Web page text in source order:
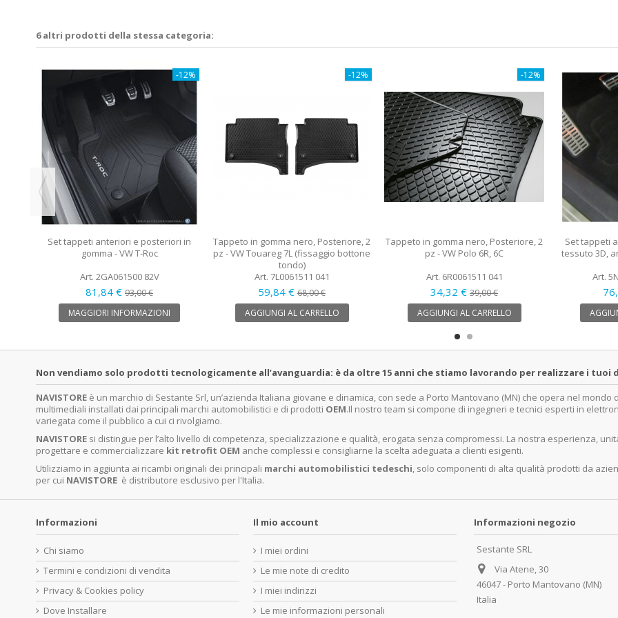
6 altri prodotti della stessa categoria:
-12%
Set tappeti anteriori e posteriori in
gomma - VW T-Roc
Art. 2GA061500 82V
81,84 € 93,00 €
MAGGIORI INFORMAZIONI
-12%
Tappeto in gomma nero, Posteriore, 2
pz - VW Touareg 7L (fissaggio bottone
tondo)
Art. 7L0061511 041
59,84 € 68,00 €
AGGIUNGI AL CARRELLO
-12%
Tappeto in gomma nero, Posteriore, 2
pz - VW Polo 6R, 6C
Art. 6R0061511 041
34,32 € 39,00 €
AGGIUNGI AL CARRELLO
Set tappeti
tessuto 3D,
Art.
Non vendiamo solo prodotti tecnologicamente all’avanguardia: è da oltre 15 anni che stiamo lavorando per realizzare i tuoi
NAVISTORE è un marchio di Sestante Srl, un’azienda Italiana giovane e dinamica, con sede a Porto Mantovano (MN) che opera nel mondo
multimediali installati dai principali marchi automobilistici e di prodotti OEM.Il nostro team si compone di ingegneri e tecnici esperti in
variegata come il pubblico a cui ci rivolgiamo.
NAVISTORE si distingue per l’alto livello di competenza, specializzazione e qualità, erogata senza compromessi. La nostra esperienza,
progettare e commercializzare kit retrofit OEM anche complessi e consigliarne la scelta adeguata a clienti esigenti.
Utilizziamo in aggiunta ai ricambi originali dei principali marchi automobilistici tedeschi, solo componenti di alta qualità prodotti da
per cui NAVISTORE è distributore esclusivo per l'Italia.
Informazioni
Chi siamo
Termini e condizioni di vendita
Privacy & Cookies policy
Dove Installare
Il mio account
I miei ordini
Le mie note di credito
I miei indirizzi
Le mie informazioni personali
Informazioni negozio
Sestante SRL
Via Atene, 30
46047 - Porto Mantovano (MN)
Italia